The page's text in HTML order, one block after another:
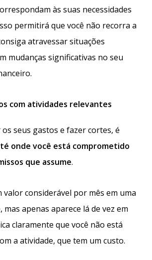
às suas necessidades
permitirá que você não recorra a
atravessar situações
mudanças significativas no seu
com atividades relevantes
seus gastos e fazer cortes, é
onde você está comprometido
que assume.
valor considerável por mês em uma
mas apenas aparece lá de vez em
claramente que você não está
a atividade, que tem um custo.